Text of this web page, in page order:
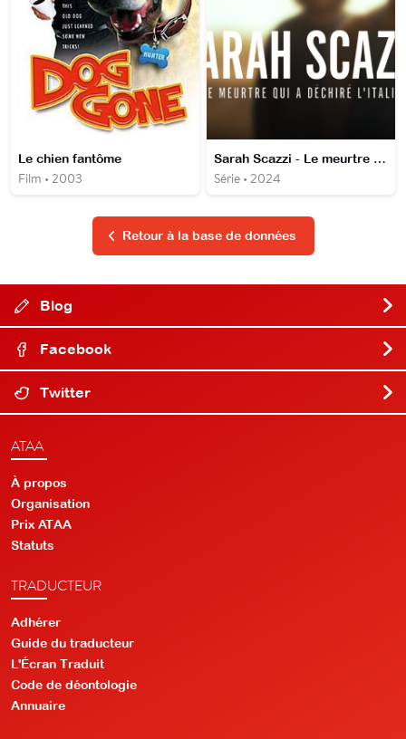
Le chien fantôme
Film • 2003
Sarah Scazzi - Le meurtre qui a déchiré l'Italie
Série • 2024
Retour à la base de données
Blog
Facebook
Twitter
ATAA
À propos
Organisation
Prix ATAA
Statuts
TRADUCTEUR
Adhérer
Guide du traducteur
L'Écran Traduit
Code de déontologie
Annuaire